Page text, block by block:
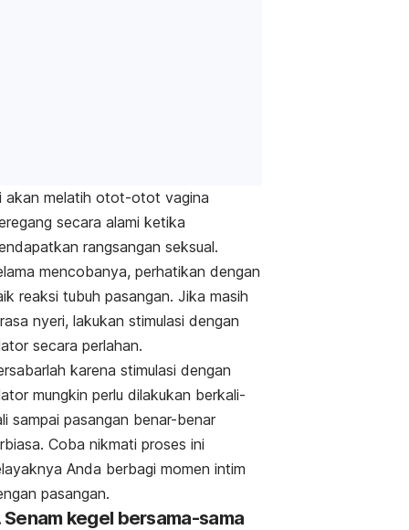
akan melatih otot-otot vagina
secara alami ketika
rangsangan seksual.
mencobanya, perhatikan dengan
reaksi tubuh pasangan. Jika masih
nyeri, lakukan stimulasi dengan
secara perlahan.
karena stimulasi dengan
mungkin perlu dilakukan berkali-
sampai pasangan benar-benar
Coba nikmati proses ini
Anda berbagi momen intim
pasangan.
Senam kegel bersama-sama